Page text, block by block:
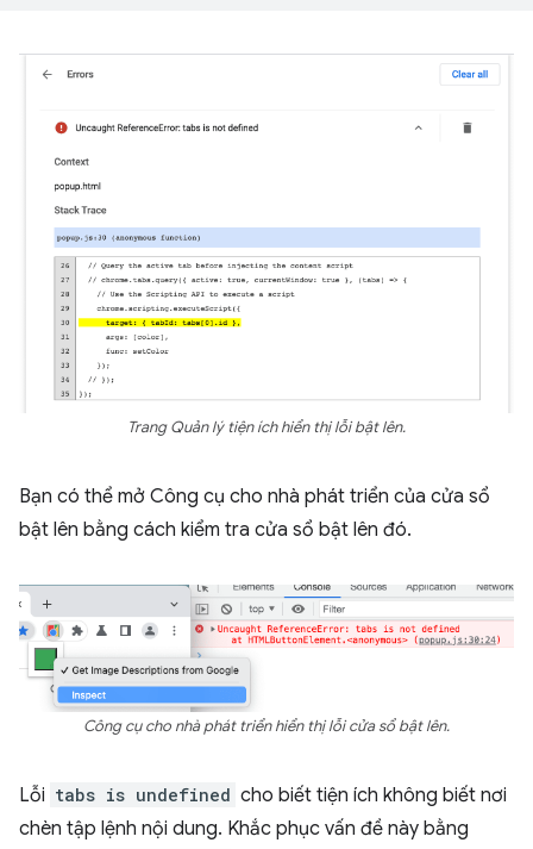
Trang Quản lý tiện ích hiển thị lỗi bật lên.
Bạn có thể mở Công cụ cho nhà phát triển của cửa sổ
bật lên bằng cách kiểm tra cửa sổ bật lên đó.
Công cụ cho nhà phát triển hiển thị lỗi cửa sổ bật lên.
Lỗi tabs is undefined cho biết tiện ích không biết nơi
chèn tập lệnh nội dung. Khắc phục vấn đề này bằng